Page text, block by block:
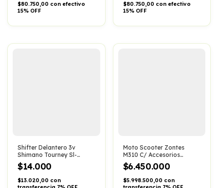
$80.750,00 con efectivo
15% OFF
$80.750,00 con efectivo
15% OFF
Shifter Delantero 3v
Shimano Tourney Sl-
rv200-l
$14.000
$13.020,00 con
Moto Scooter Zontes
M310 C/ Accesorios
Impecable (no Kymko)
$6.450.000
$5.998.500,00 con